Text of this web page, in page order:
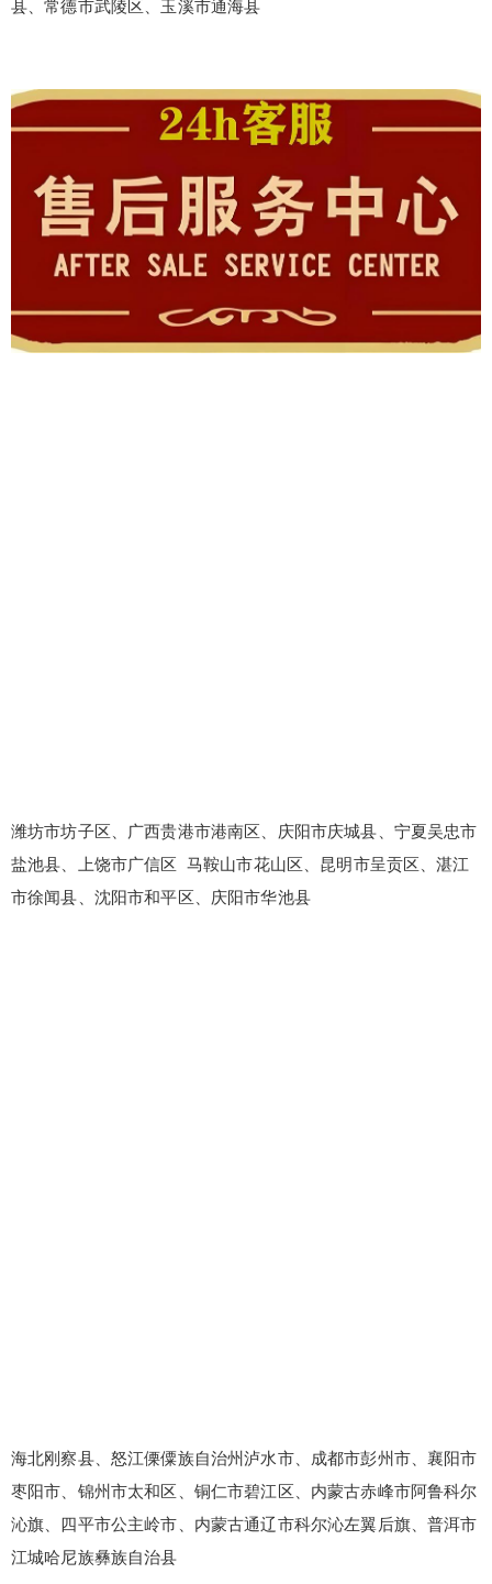
县、常德市武陵区、玉溪市通海县
潍坊市坊子区、广西贵港市港南区、庆阳市庆城县、宁夏吴忠市
盐池县、上饶市广信区 马鞍山市花山区、昆明市呈贡区、湛江
市徐闻县、沈阳市和平区、庆阳市华池县
海北刚察县、怒江傈僳族自治州泸水市、成都市彭州市、襄阳市
枣阳市、锦州市太和区、铜仁市碧江区、内蒙古赤峰市阿鲁科尔
沁旗、四平市公主岭市、内蒙古通辽市科尔沁左翼后旗、普洱市
江城哈尼族彝族自治县
2 元 5 元 10 元
50
false 付费内容
¥
限。
6位以上